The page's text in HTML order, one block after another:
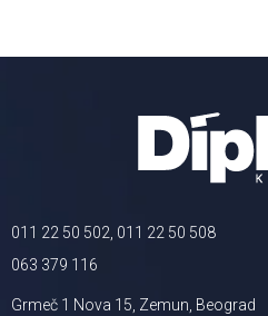
011 22 50 502, 011 22 50 508
063 379 116
Grmeč 1 Nova 15, Zemun, Beograd